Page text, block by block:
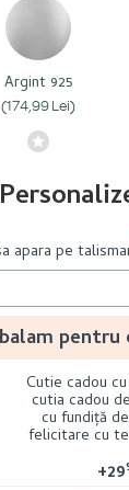
Argint 925
(174,99 Lei)
apara pe
pentru
Cutie cadou
cutia cadou
cu fundiță
felicitare cu
+29